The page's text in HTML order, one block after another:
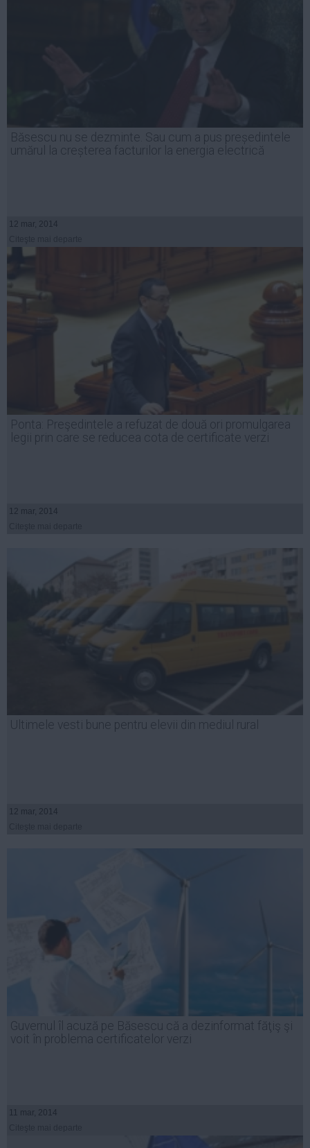
​​Băsescu nu se dezminte. Sau cum a pus președintele
umărul la creșterea facturilor la energia electrică
12 mar, 2014
Ponta: Preşedintele a refuzat de două ori promulgarea
legii prin care se reducea cota de certificate verzi
12 mar, 2014
Ultimele vesti bune pentru elevii din mediul rural
12 mar, 2014
Guvernul îl acuză pe Băsescu că a dezinformat făţiş şi
voit în problema certificatelor verzi
11 mar, 2014